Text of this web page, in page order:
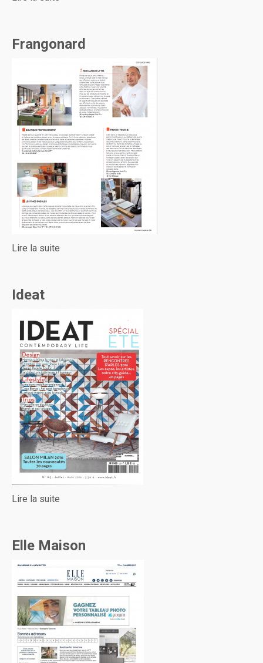
Frangonard
Lire la suite
Ideat
Lire la suite
Elle Maison